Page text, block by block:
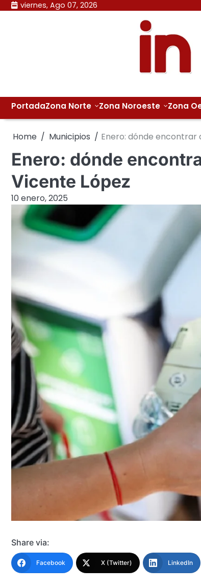
Skip viernes, Ago 07, 2026
PortadaZona Norte Zona Noroeste Zona
Home Municipios Enero: dónde encontrar
Enero: dónde
Vicente López
10 enero, 2025
Share via:
Facebook X (Twitter) LinkedIn